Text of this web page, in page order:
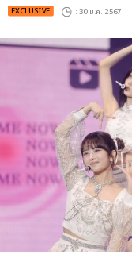
EXCLUSIVE : 30 ม.ค. 2567